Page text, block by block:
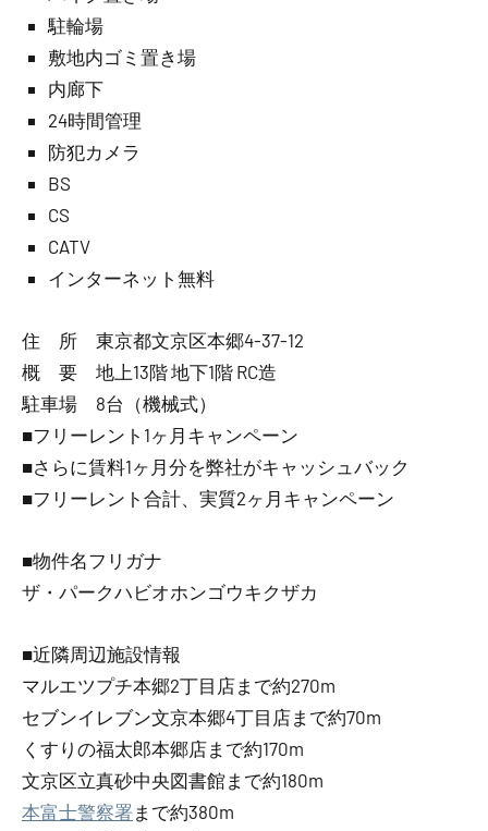
駐輪場
敷地内ゴミ置き場
内廊下
24時間管理
防犯カメラ
BS
CS
CATV
インターネット無料
住 所 東京都文京区本郷4-37-12
概 要 地上13階 地下1階 RC造
駐車場 8台（機械式）
■フリーレント1ヶ月キャンペーン
■さらに賃料1ヶ月分を弊社がキャッシュバック
■フリーレント合計、実質2ヶ月キャンペーン
■物件名フリガナ
ザ・パークハビオホンゴウキクザカ
■近隣周辺施設情報
マルエツプチ本郷2丁目店まで約270m
セブンイレブン文京本郷4丁目店まで約70m
くすりの福太郎本郷店まで約170m
文京区立真砂中央図書館まで約180m
本富士警察署 まで約380m